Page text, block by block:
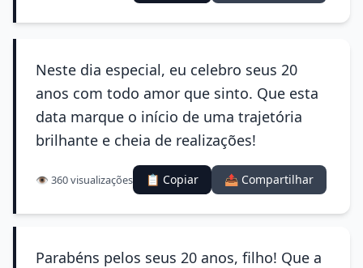
Neste dia especial, eu celebro seus 20
anos com todo amor que sinto. Que esta
data marque o início de uma trajetória
brilhante e cheia de realizações!
👁️ 360 visualizações 📋 Copiar 📤 Compartilhar
Parabéns pelos seus 20 anos, filho! Que a